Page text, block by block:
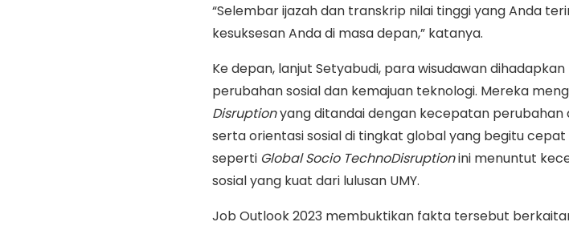
“Selembar ijazah dan transkrip nilai tinggi yang Anda
kesuksesan Anda di masa depan,” katanya.
Ke depan, lanjut Setyabudi, para wisudawan
perubahan sosial dan kemajuan teknologi. Mereka
Disruptionyang ditandai dengan kecepatan
serta orientasi sosial di tingkat global yang begitu
seperti Global Socio TechnoDisruptionini menuntut
sosial yang kuat dari lulusan UMY.
Job Outlook 2023 membuktikan fakta tersebut